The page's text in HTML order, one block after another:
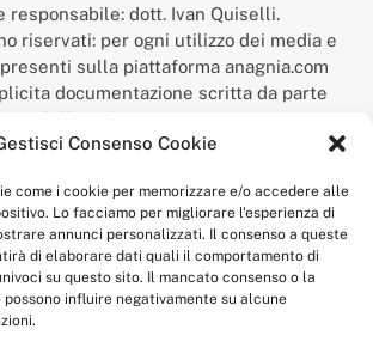
Consenso Cookie
come i cookie per memorizzare e/o accedere alle
Lo facciamo per migliorare l'esperienza di
annunci personalizzati. Il consenso a queste
di elaborare dati quali il comportamento di
su questo sito. Il mancato consenso o la
possono influire negativamente su alcune
responsabile: dott. Ivan Quiselli.
riservati: per ogni utilizzo dei media e
sulla piattaforma anagnia.com
documentazione scritta da parte
della redazione.
marchio registrato presso l’Ufficio Italiano
Economico,
302017000014044 del 9 febbraio 2017.
redazione@anagnia.com